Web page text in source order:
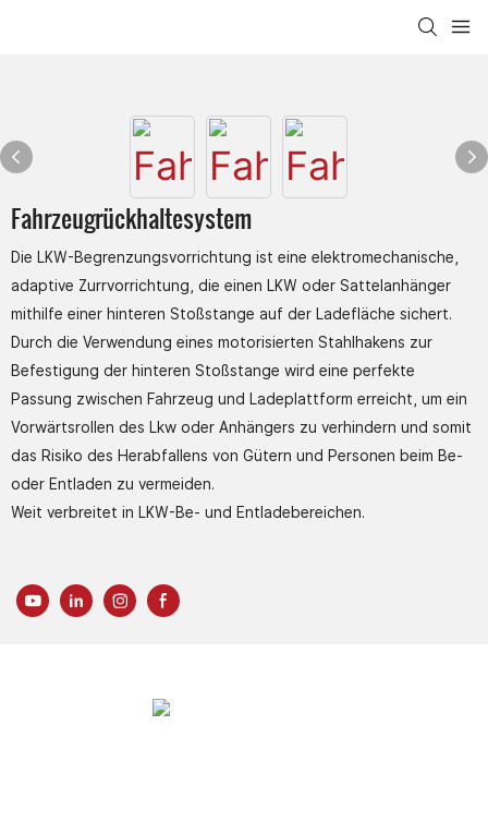
Fahrzeugrückhaltesystem
Die LKW-Begrenzungsvorrichtung ist eine elektromechanische,
adaptive Zurrvorrichtung, die einen LKW oder Sattelanhänger
mithilfe einer hinteren Stoßstange auf der Ladefläche sichert.
Durch die Verwendung eines motorisierten Stahlhakens zur
Befestigung der hinteren Stoßstange wird eine perfekte
Passung zwischen Fahrzeug und Ladeplattform erreicht, um ein
Vorwärtsrollen des Lkw oder Anhängers zu verhindern und somit
das Risiko des Herabfallens von Gütern und Personen beim Be-
oder Entladen zu vermeiden.
Weit verbreitet in LKW-Be- und Entladebereichen.